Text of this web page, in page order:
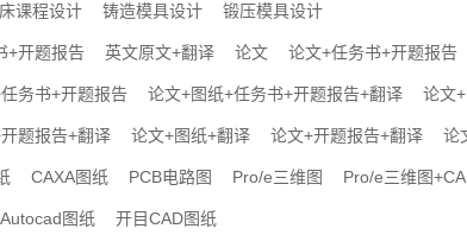
课程设计 铸造模具设计 锻压模具设计
+开题报告 英文原文+翻译 论文 论文+任务书+开题报告
务书+开题报告 论文+图纸+任务书+开题报告+翻译 论文
题报告+翻译 论文+图纸+翻译 论文+开题报告+翻译 论
CAXA图纸 PCB电路图 Pro/e三维图 Pro/e三维图
图纸 开目CAD图纸